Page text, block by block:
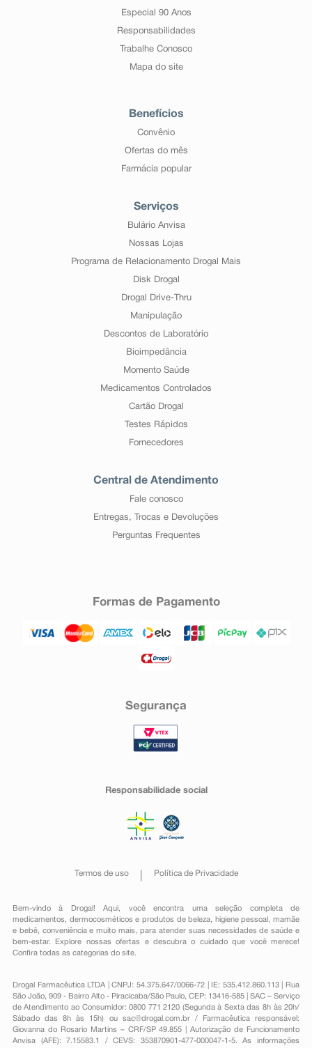
Especial 90 Anos
Responsabilidades
Trabalhe Conosco
Mapa do site
Benefícios
Convênio
Ofertas do mês
Farmácia popular
Serviços
Bulário Anvisa
Nossas Lojas
Programa de Relacionamento Drogal Mais
Disk Drogal
Drogal Drive-Thru
Manipulação
Descontos de Laboratório
Bioimpedância
Momento Saúde
Medicamentos Controlados
Cartão Drogal
Testes Rápidos
Fornecedores
Central de Atendimento
Fale conosco
Entregas, Trocas e Devoluções
Perguntas Frequentes
Formas de Pagamento
Segurança
Responsabilidade social
Termos de uso Política de Privacidade
Bem-vindo à Drogal! Aqui, você encontra uma seleção completa de
medicamentos , dermocosméticos e produtos de beleza, higiene pessoal ,mamãe
e bebê, conveniênciae muito mais, para atender suas necessidades de saúde e
bem-estar. Explore nossas ofertas e descubra o cuidado que você merece!
Confira todas as categorias do site.
Drogal Farmacêutica LTDA | CNPJ: 54.375.647/0066-72 | IE: 535.412.860.113 | Rua
São João, 909 - Bairro Alto - Piracicaba/São Paulo, CEP: 13416-585 | SAC – Serviço
de Atendimento ao Consumidor: 0800 771 2120 (Segunda à Sexta das 8h às 20h/
Sábado das 8h às 15h) ou sac@drogal.com.br/ Farmacêutica responsável:
Giovanna do Rosario Martins – CRF/SP 49.855 | Autorização de Funcionamento
Anvisa (AFE): 7.15583.1 / CEVS: 353870901-477-000047-1-5. As informações